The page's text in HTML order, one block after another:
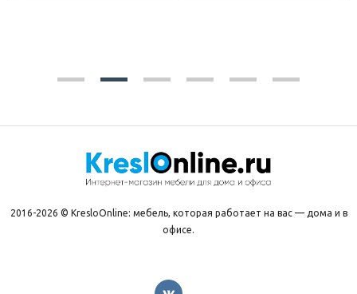
2016-2026 © KresloOnline: мебель, которая работает на вас — дома и в
офисе.